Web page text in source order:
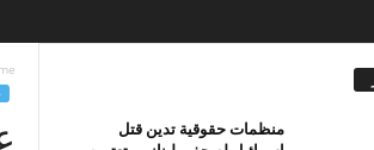
منظمات حقوقية تدين قتل